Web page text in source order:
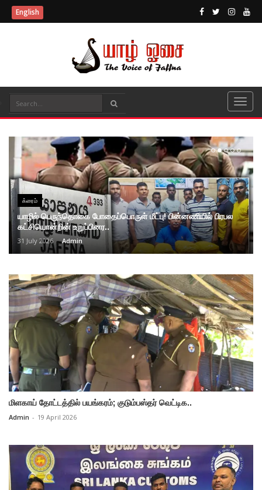
English
க்ரைம்
யாழில் பெருந்தொகை போதைப்பொருள் மீட்பு! பின்னணியில் பிரபல
கட்சியொன்றின் உறுப்பினர..
31 July 2026 Admin
மிளகாய் தோட்டத்தில் பயங்கரம்; குடும்பஸ்தர் வெட்டிக..
Admin - 19 April 2026